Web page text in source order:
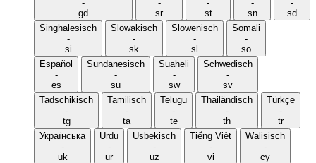
-
gd
-
sr
-
st
-
sn
-
sd
Singhalesisch
-
si
Slowakisch
-
sk
Slowenisch
-
sl
Somali
-
so
Español
-
es
Sundanesisch
-
su
Suaheli
-
sw
Schwedisch
-
sv
Tadschikisch
-
tg
Tamilisch
-
ta
Telugu
-
te
Thailändisch
-
th
Türkçe
-
tr
Українська
-
uk
Urdu
-
ur
Usbekisch
-
uz
Tiếng Việt
-
vi
Walisisch
-
cy